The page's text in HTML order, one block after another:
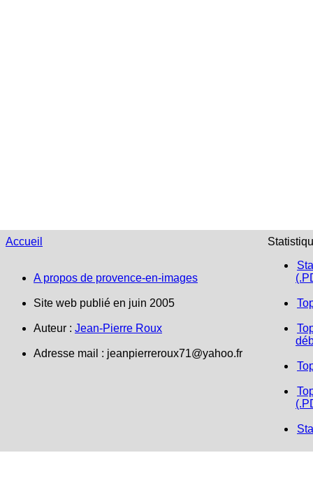
Accueil
A propos de provence-en-images
Site web publié en juin 2005
Auteur : Jean-Pierre Roux
Adresse mail : jeanpierreroux71@yahoo.fr